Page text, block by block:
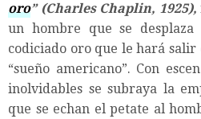
oro” (Charles Chaplin, 1925),
un hombre que se
codiciado oro que le hará salir
“sueño americano”. Con
inolvidables se subraya la
que se echan el petate al